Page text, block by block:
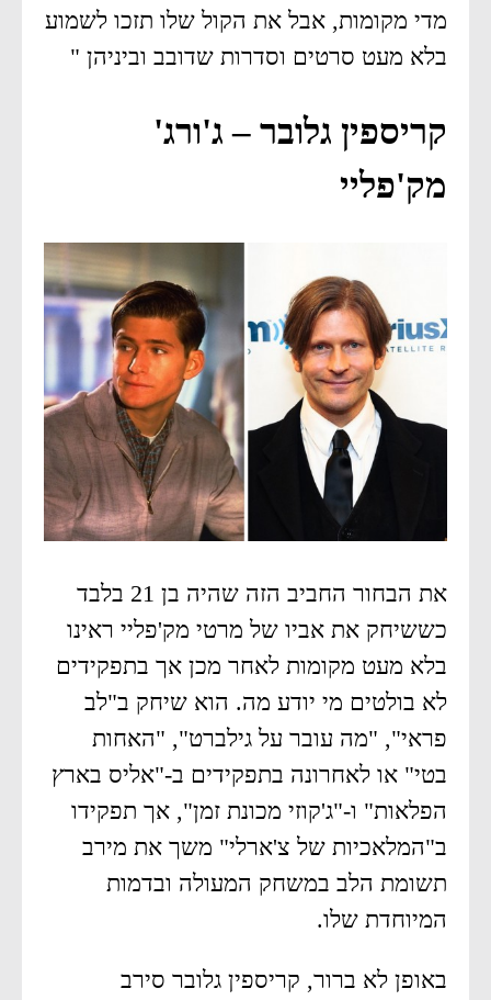
מדי מקומות, אבל את הקול שלו תזכו לשמוע
בלא מעט סרטים וסדרות שדובב וביניהן "
קריספין גלובר – ג'ורג'
מק'פליי
את הבחור החביב הזה שהיה בן 21 בלבד
כששיחק את אביו של מרטי מק'פליי ראינו
בלא מעט מקומות לאחר מכן אך בתפקידים
לא בולטים מי יודע מה. הוא שיחק ב"לב
פראי", "מה עובר על גילברט", "האחות
בטי" או לאחרונה בתפקידים ב-"אליס בארץ
הפלאות" ו-"ג'קוזי מכונת זמן", אך תפקידו
ב"המלאכיות של צ'ארלי" משך את מירב
תשומת הלב במשחק המעולה ובדמות
המיוחדת שלו.
באופן לא ברור, קריספין גלובר סירב